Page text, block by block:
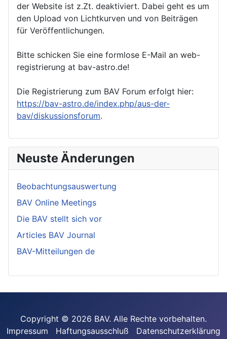
der Website ist z.Zt. deaktiviert. Dabei geht es um
den Upload von Lichtkurven und von Beiträgen
für Veröffentlichungen.
Bitte schicken Sie eine formlose E-Mail an web-
registrierung at bav-astro.de!
Die Registrierung zum BAV Forum erfolgt hier:
https://bav-astro.de/index.php/aus-der-
bav/diskussionsforum.
Neuste Änderungen
Beobachtungsauswertung
BAV Online Meetings
Die BAV stellt sich vor
Articles BAV Journal
BAV-Mitteilungen de
Copyright © 2026 BAV. Alle Rechte vorbehalten.
Impressum
Haftungsausschluß Datenschutzerklärung